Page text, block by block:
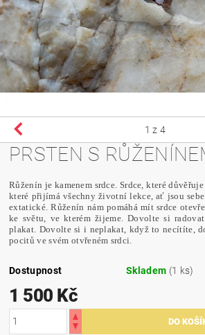
1 z 4
PRSTEN S
Růženín je kamenem srdce. Srdce, které
které přijímá všechny životní lekce, ať jsou
extatické. Růženín nám pomáhá mít srdce
ke světu, ve kterém žijeme. Dovolte si
plakat. Dovolte si i neplakat, když to necítíte,
pocitů ve svém otvřeném srdci.
Dostupnost Skladem (1 ks)
1 500 Kč